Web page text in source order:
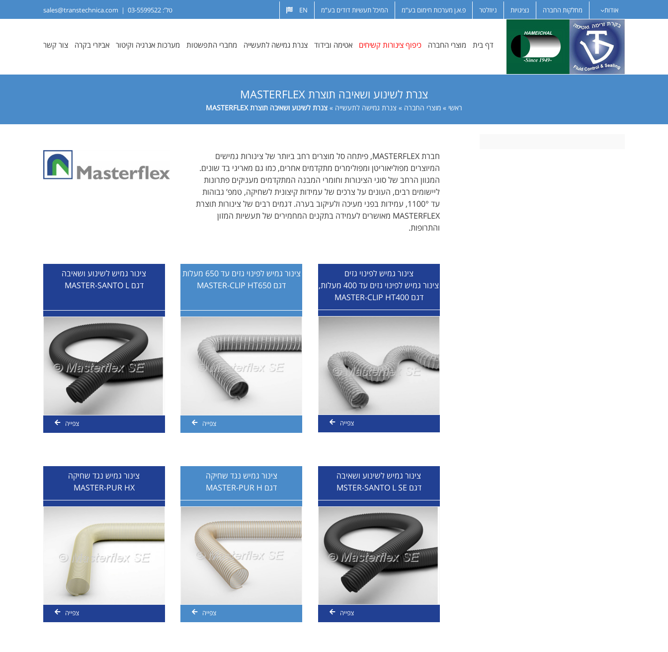
לתוכן
אודות מחלקות החברה נציגויות ניוזלטר פ.א.ן מערכות חימום בע”מ המיכל תעשיות דודים בע”מ EN טל': 03-5599522
|
sales@transtechnica.com
דף בית מוצרי החברה כיפוף צינורות קשיחים אטימה ובידוד צנרת גמישה לתעשייה מחברי התפשטות מערכות אנרגיה וקיטור אביזרי בקרה צור קשר
צנרת לשינוע ושאיבה תוצרת MASTERFLEX
ראשי » מוצרי החברה » צנרת גמישה לתעשייה » צנרת לשינוע ושאיבה תוצרת MASTERFLEX
חברת MASTERFLEX, פיתחה סל מוצרים רחב ביותר של צינורות גמישים
המיוצרים מפוליאוריטן ומפולימרים מתקדמים אחרים, כמו גם מאריגי בד שונים.
המגוון הרחב של סוגי הצינורות וחומרי המבנה המתקדמים מעניקים פתרונות
ליישומים רבים, העונים על צרכים של עמידות קיצונית לשחיקה, טמפ’ גבוהות
עד 1100°, עמידות בפני מעיכה ולעיקוב בערה. דגמים רבים של צינורות תוצרת
MASTERFLEX מאושרים לעמידה בתקנים המחמירים של תעשיות המזון
והתרופות.
צינור גמיש לפינוי גזים
צינור גמיש לפינוי גזים עד 400 מעלות,
דגם MASTER-CLIP HT400
צפייה
צינור גמיש לפינוי גזים עד 650 מעלות
דגם MASTER-CLIP HT650
צפייה
צינור גמיש לשינוע ושאיבה
דגם MASTER-SANTO L
צפייה
צינור גמיש לשינוע ושאיבה
דגם MSTER-SANTO L SE
צפייה
צינור גמיש נגד שחיקה
דגם MASTER-PUR H
צפייה
צינור גמיש נגד שחיקה
MASTER-PUR HX
צפייה